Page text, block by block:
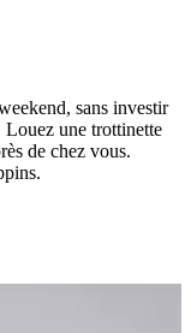
sans investir
Louez une trottinette
de chez vous.